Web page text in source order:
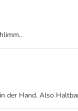
der Hand. Also